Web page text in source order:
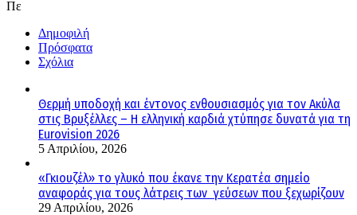
Πε
Δημοφιλή
Πρόσφατα
Σχόλια
Θερμή υποδοχή και έντονος ενθουσιασμός για τον Ακύλα
στις Βρυξέλλες – Η ελληνική καρδιά χτύπησε δυνατά για τη
Eurovision 2026
5 Απριλίου, 2026
«Γκιουζέλ» το γλυκό που έκανε την Κερατέα σημείο
αναφοράς για τους λάτρεις των γεύσεων που ξεχωρίζουν
29 Απριλίου, 2026